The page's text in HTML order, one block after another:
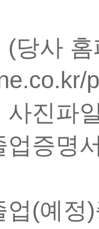
(당사
사진파
업증명
업(예정